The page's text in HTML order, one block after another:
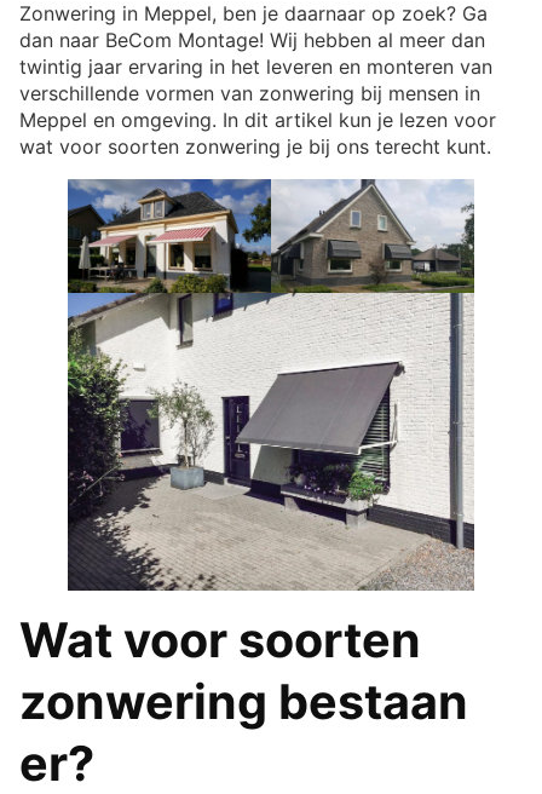
Zonwering in Meppel, ben je daarnaar op zoek? Ga
dan naar BeCom Montage! Wij hebben al meer dan
twintig jaar ervaring in het leveren en monteren van
verschillende vormen van zonwering bij mensen in
Meppel en omgeving. In dit artikel kun je lezen voor
wat voor soorten zonwering je bij ons terecht kunt.
Wat voor soorten
zonwering bestaan
er?